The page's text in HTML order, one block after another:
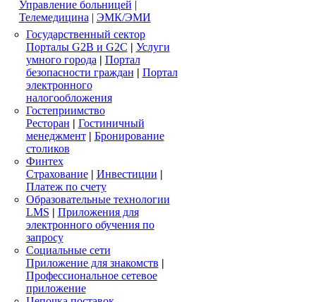
Управление больницей |
Телемедицина| ЭМК/ЭМИ
Государственный сектор
Порталы G2B и G2C | Услуги
умного города| Портал
безопасности граждан | Портал
электронного
налогообложения
Гостеприимство
Ресторан | Гостиничный
менеджмент| Бронирование
столиков
Финтех
Страхование| Инвестиции |
Платеж по счету
Образовательные технологии
LMS | Приложения для
электронного обучения по
запросу
Социальные сети
Приложение для знакомств |
Профессиональное сетевое
приложение